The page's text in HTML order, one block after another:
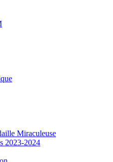
Miraculeuse
2023-2024